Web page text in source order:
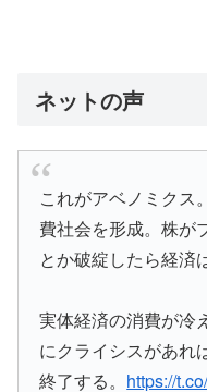
ネットの声
これがアベノミクス
費社会を形成。株が
とか破綻したら経済
実体経済の消費が冷
にクライシスがあれ
終了する。 https://